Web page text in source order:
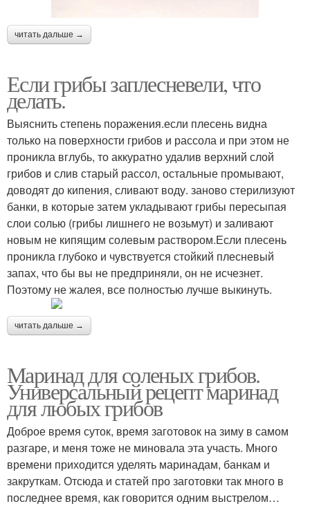
читать дальше →
Если грибы заплесневели, что
делать.
Выяснить степень поражения.если плесень видна
только на поверхности грибов и рассола и при этом не
проникла вглубь, то аккуратно удалив верхний слой
грибов и слив старый рассол, остальные промывают,
доводят до кипения, сливают воду. заново стерилизуют
банки, в которые затем укладывают грибы пересыпая
слои солью (грибы лишнего не возьмут) и заливают
новым не кипящим солевым раствором.Если плесень
проникла глубоко и чувствуется стойкий плесневый
запах, что бы вы не предприняли, он не исчезнет.
Поэтому не жалея, все полностью лучше выкинуть.
читать дальше →
Маринад для соленых грибов.
Универсальный рецепт маринад
для любых грибов
Доброе время суток, время заготовок на зиму в самом
разгаре, и меня тоже не миновала эта участь. Много
времени приходится уделять маринадам, банкам и
закруткам. Отсюда и статей про заготовки так много в
последнее время, как говорится одним выстрелом…